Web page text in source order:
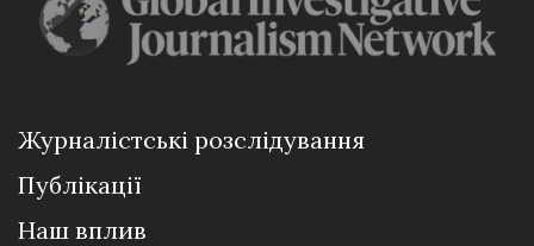
Журналістські розслідування
Публікації
Наш вплив